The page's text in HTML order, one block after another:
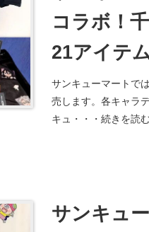
コラボ！
21アイテ
法、種類
め！
サンキューマートで
売します。各キャラ
キュ・・・続きを読
サンキュ